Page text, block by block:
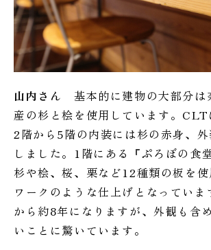
山内さん
基本的に建物の大部分は
産の杉と桧を使用しています。CLT
2階から5階の内装には杉の赤身、
しました。1階にある『ぷろぼの食
杉や桧、桜、栗など12種類の板を
ワークのような仕上げとなってい
から約8年になりますが、外観も含
いことに驚いています。